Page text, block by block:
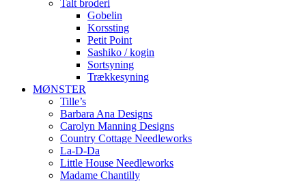
Talt broderi
Gobelin
Korssting
Petit Point
Sashiko / kogin
Sortsyning
Trækkesyning
MØNSTER
Tille’s
Barbara Ana Designs
Carolyn Manning Designs
Country Cottage Needleworks
La-D-Da
Little House Needleworks
Madame Chantilly